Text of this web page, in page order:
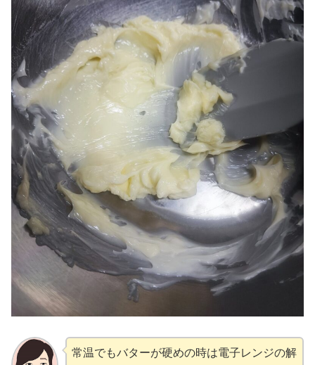
常温でもバターが硬めの時は電子レンジの解